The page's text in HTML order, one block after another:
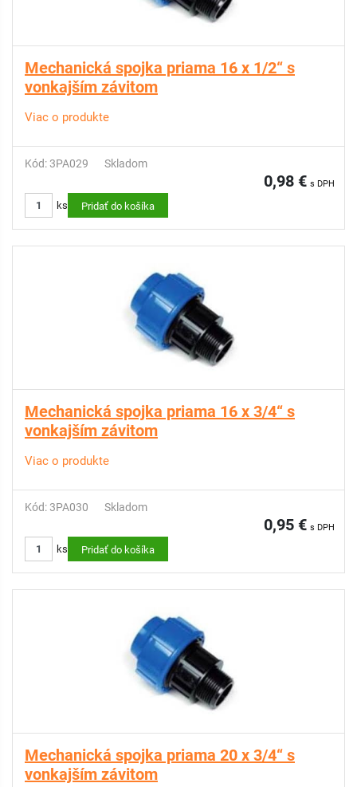
Mechanická spojka priama 16 x 1/2“ s
vonkajším závitom
Viac o produkte
Kód: 3PA029 Skladom
0,98 € s DPH
ks Pridať do košíka
Mechanická spojka priama 16 x 3/4“ s
vonkajším závitom
Viac o produkte
Kód: 3PA030 Skladom
0,95 € s DPH
ks Pridať do košíka
Mechanická spojka priama 20 x 3/4“ s
vonkajším závitom